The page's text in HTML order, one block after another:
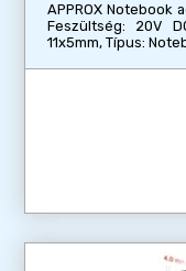
APPROX Notebook
Feszültség: 20V
11x5mm, Típus: